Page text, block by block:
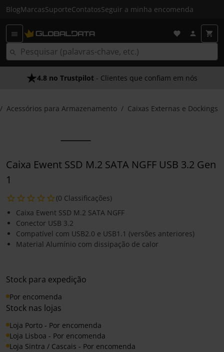
BlogMarcasSuporteContatosSeguir a minha encomenda
4.8 no Trustpilot - Clientes que confiam em nós
Acessórios para Armazenamento Caixas Externas e Dockings
Caixa Ewent SSD M.2 SATA NGFF USB 3.2 Gen
1
(0 Classificações)
Caixa Ewent SSD M.2 SATA NGFF
Conector USB 3.2
Compatível com USB2.0 e USB1.1 (versões anteriores)
Material Alumínio com dissipação de calor
Stock para expedição
Por encomenda
Stock nas lojas
Loja Porto - Por encomenda
Loja Lisboa - Por encomenda
Loja Sintra / Cascais - Por encomenda